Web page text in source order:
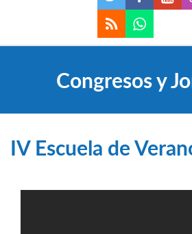
Congresos y
IV Escuela de